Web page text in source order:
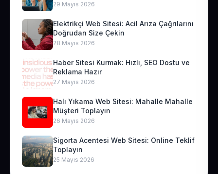
29 Mayıs 2026
Elektrikçi Web Sitesi: Acil Arıza Çağrılarını
Doğrudan Size Çekin
28 Mayıs 2026
Haber Sitesi Kurmak: Hızlı, SEO Dostu ve
Reklama Hazır
27 Mayıs 2026
Halı Yıkama Web Sitesi: Mahalle Mahalle
Müşteri Toplayın
26 Mayıs 2026
Sigorta Acentesi Web Sitesi: Online Teklif
Toplayın
25 Mayıs 2026